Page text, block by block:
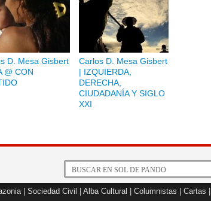
D. Mesa Gisbert
@ CON
Carlos D. Mesa Gisbert
| IZQUIERDA,
DERECHA,
CIUDADANÍA Y SIGLO
XXI
| Sociedad Civil Alba Cultural Columnistas Cartas